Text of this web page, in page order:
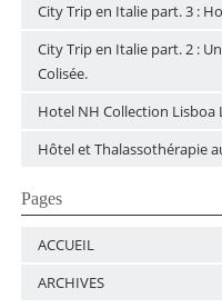
City Trip en Italie part. 3 :
City Trip en Italie part. 2 :
Colisée.
Hotel NH Collection
Hôtel et Thalassothérapie
Pages
ACCUEIL
ARCHIVES